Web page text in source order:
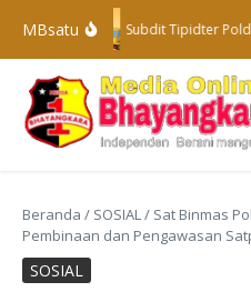
Lewati ke konten
MBsatu
Subdit Tipidter
Beranda / SOSIAL/ Sat Binmas
Pembinaan dan Pengawasan
SOSIAL